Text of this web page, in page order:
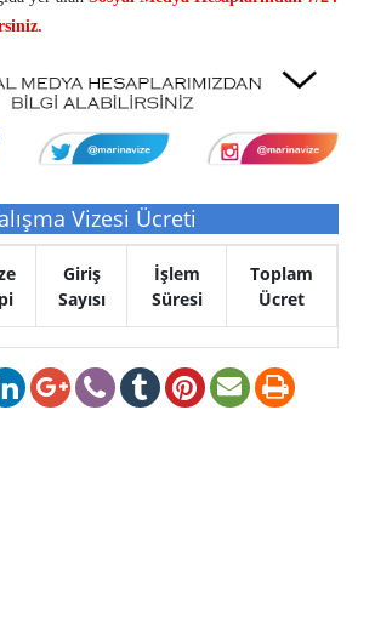
Vizesi Ücreti
Giriş
Sayısı
İşlem
Süresi
Toplam
Ücret